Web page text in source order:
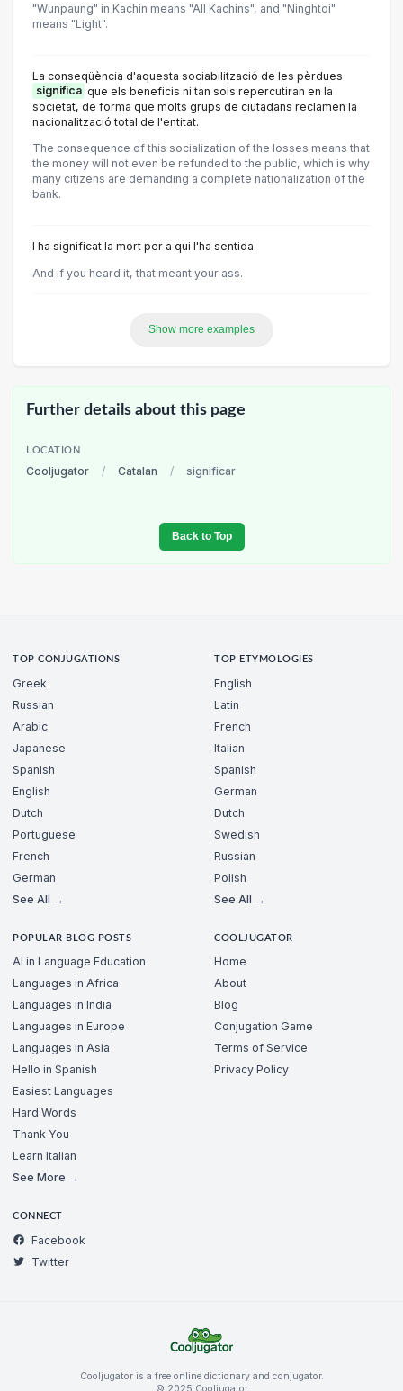
"Wunpaung" in Kachin means "All Kachins", and "Ninghtoi"
means "Light".
La conseqüència d'aquesta sociabilització de les pèrdues
significa que els beneficis ni tan sols repercutiran en la
societat, de forma que molts grups de ciutadans reclamen la
nacionalització total de l'entitat.
The consequence of this socialization of the losses means that
the money will not even be refunded to the public, which is why
many citizens are demanding a complete nationalization of the
bank.
I ha significat la mort per a qui l'ha sentida.
And if you heard it, that meant your ass.
Show more examples
Further details about this page
LOCATION
Cooljugator / Catalan / significar
Back to Top
TOP CONJUGATIONS
Greek
Russian
Arabic
Japanese
Spanish
English
Dutch
Portuguese
French
German
See All →
TOP ETYMOLOGIES
English
Latin
French
Italian
Spanish
German
Dutch
Swedish
Russian
Polish
See All →
POPULAR BLOG POSTS
AI in Language Education
Languages in Africa
Languages in India
Languages in Europe
Languages in Asia
Hello in Spanish
Easiest Languages
Hard Words
Thank You
Learn Italian
See More →
COOLJUGATOR
Home
About
Blog
Conjugation Game
Terms of Service
Privacy Policy
CONNECT
Facebook
Twitter
Cooljugator is a free online dictionary and conjugator.
© 2025 Cooljugator